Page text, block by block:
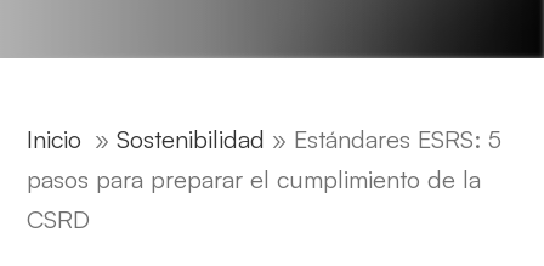
Inicio »Sostenibilidad » Estándares ESRS: 5
pasos para preparar el cumplimiento de la
CSRD